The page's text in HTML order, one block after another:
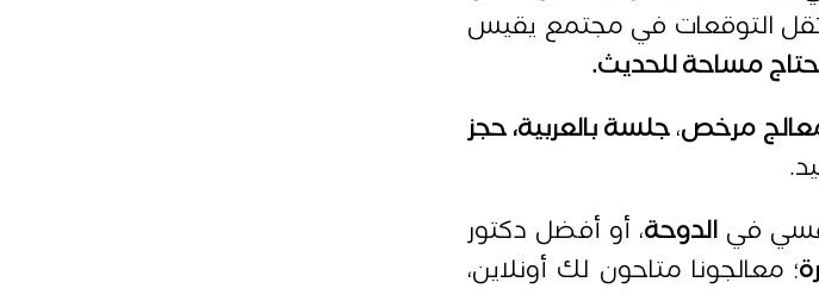
التوقعات في مجتمع يقيس
مساحة للحديث.
مرخص،جلسة بالعربية، حجز
في الدوحة، أو أفضل دكتور
؛ معالجونا متاحون لك أونلاين،